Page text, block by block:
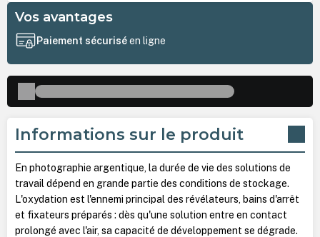
Vos avantages
Paiement sécuriséen ligne
Informations sur le produit
En photographie argentique, la durée de vie des solutions de
travail dépend en grande partie des conditions de stockage.
L'oxydation est l'ennemi principal des révélateurs, bains d'arrêt
et fixateurs préparés : dès qu'une solution entre en contact
prolongé avec l'air, sa capacité de développement se dégrade.